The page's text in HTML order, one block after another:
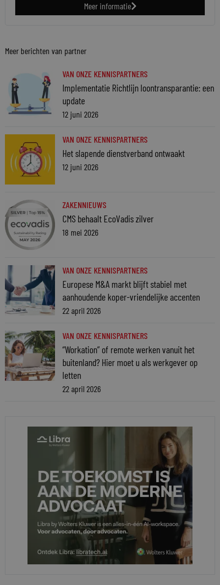
Meer informatie
Meer berichten van partner
VAN ONZE KENNISPARTNERS
Implementatie Richtlijn loontransparantie: een
update
12 juni 2026
VAN ONZE KENNISPARTNERS
Het slapende dienstverband ontwaakt
12 juni 2026
ZAKENNIEUWS
CMS behaalt EcoVadis zilver
18 mei 2026
VAN ONZE KENNISPARTNERS
Europese M&A markt blijft stabiel met
aanhoudende koper-vriendelijke accenten
22 april 2026
VAN ONZE KENNISPARTNERS
“Workation” of remote werken vanuit het
buitenland? Hier moet u als werkgever op
letten
22 april 2026